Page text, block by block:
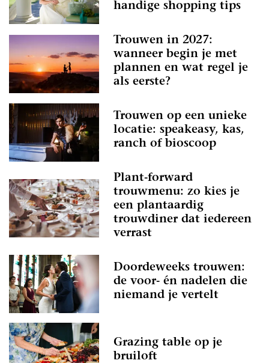
handige shopping tips
Trouwen in 2027:
wanneer begin je met
plannen en wat regel je
als eerste?
Trouwen op een unieke
locatie: speakeasy, kas,
ranch of bioscoop
Plant-forward
trouwmenu: zo kies je
een plantaardig
trouwdiner dat iedereen
verrast
Doordeweeks trouwen:
de voor- én nadelen die
niemand je vertelt
Grazing table op je
bruiloft